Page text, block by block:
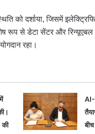
को दर्शाया, जिसमें
रूप से डेटा सेंटर और रिन्यूएबल
रहा।
AI-
बीच